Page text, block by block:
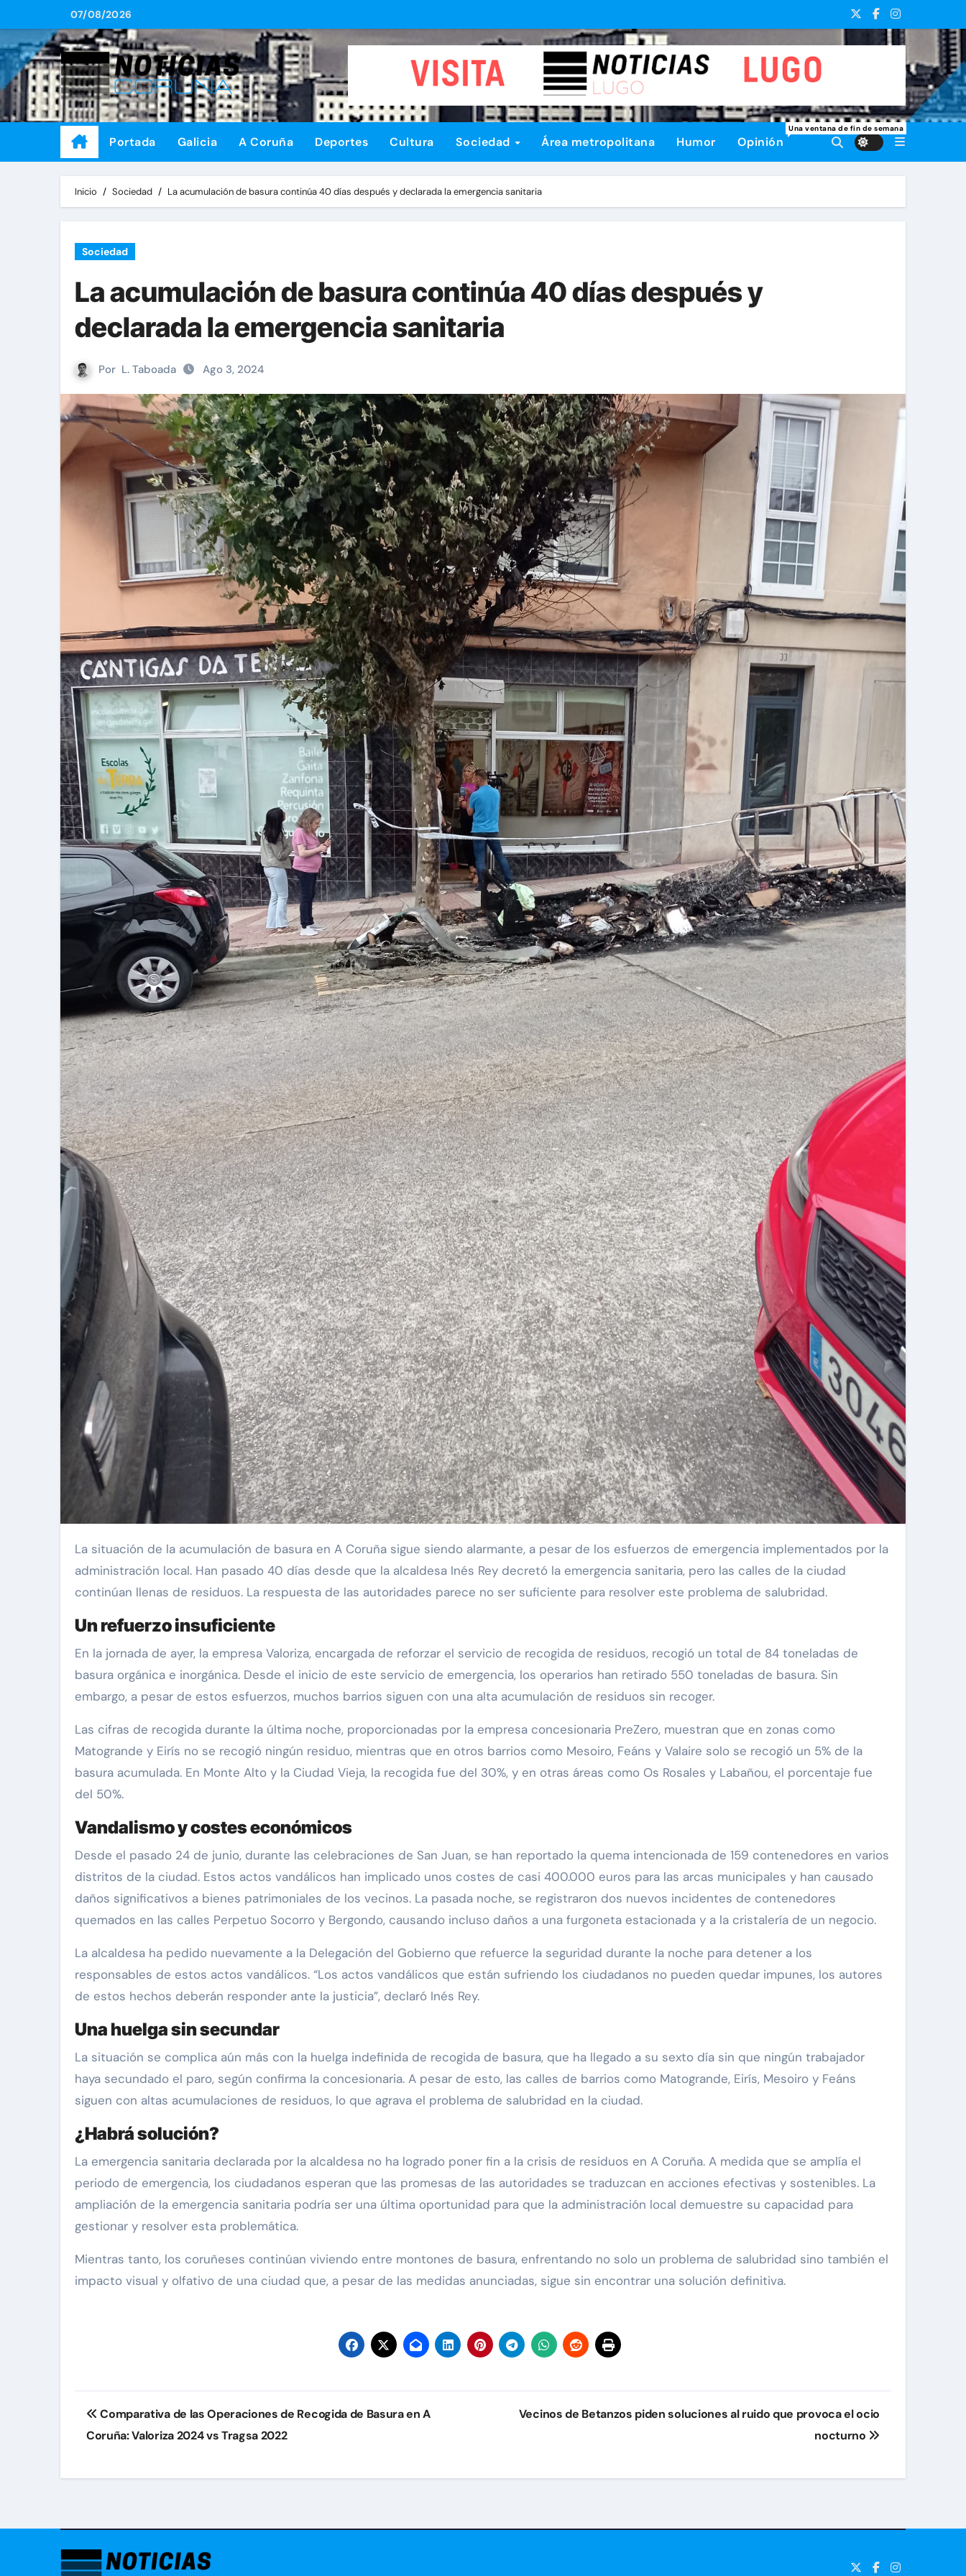
al
contenido
07/08/2026
Portada Galicia A Coruña Deportes Cultura Sociedad Área metropolitana Humor Opinión
Una ventana de fin de semana
Inicio Sociedad La acumulación de basura continúa 40 días después y declarada la emergencia sanitaria
Sociedad
La acumulación de basura continúa 40 días después y
declarada la emergencia sanitaria
Por L. Taboada Ago 3, 2024
La situación de la acumulación de basura en A Coruña sigue siendo alarmante, a pesar de los esfuerzos de emergencia implementados por la
administración local. Han pasado 40 días desde que la alcaldesa Inés Rey decretó la emergencia sanitaria, pero las calles de la ciudad
continúan llenas de residuos. La respuesta de las autoridades parece no ser suficiente para resolver este problema de salubridad.
Un refuerzo insuficiente
En la jornada de ayer, la empresa Valoriza, encargada de reforzar el servicio de recogida de residuos, recogió un total de 84 toneladas de
basura orgánica e inorgánica. Desde el inicio de este servicio de emergencia, los operarios han retirado 550 toneladas de basura. Sin
embargo, a pesar de estos esfuerzos, muchos barrios siguen con una alta acumulación de residuos sin recoger.
Las cifras de recogida durante la última noche, proporcionadas por la empresa concesionaria PreZero, muestran que en zonas como
Matogrande y Eirís no se recogió ningún residuo, mientras que en otros barrios como Mesoiro, Feáns y Valaire solo se recogió un 5% de la
basura acumulada. En Monte Alto y la Ciudad Vieja, la recogida fue del 30%, y en otras áreas como Os Rosales y Labañou, el porcentaje fue
del 50%.
Vandalismo y costes económicos
Desde el pasado 24 de junio, durante las celebraciones de San Juan, se han reportado la quema intencionada de 159 contenedores en varios
distritos de la ciudad. Estos actos vandálicos han implicado unos costes de casi 400.000 euros para las arcas municipales y han causado
daños significativos a bienes patrimoniales de los vecinos. La pasada noche, se registraron dos nuevos incidentes de contenedores
quemados en las calles Perpetuo Socorro y Bergondo, causando incluso daños a una furgoneta estacionada y a la cristalería de un negocio.
La alcaldesa ha pedido nuevamente a la Delegación del Gobierno que refuerce la seguridad durante la noche para detener a los
responsables de estos actos vandálicos. “Los actos vandálicos que están sufriendo los ciudadanos no pueden quedar impunes, los autores
de estos hechos deberán responder ante la justicia”, declaró Inés Rey.
Una huelga sin secundar
La situación se complica aún más con la huelga indefinida de recogida de basura, que ha llegado a su sexto día sin que ningún trabajador
haya secundado el paro, según confirma la concesionaria. A pesar de esto, las calles de barrios como Matogrande, Eirís, Mesoiro y Feáns
siguen con altas acumulaciones de residuos, lo que agrava el problema de salubridad en la ciudad.
¿Habrá solución?
La emergencia sanitaria declarada por la alcaldesa no ha logrado poner fin a la crisis de residuos en A Coruña. A medida que se amplía el
periodo de emergencia, los ciudadanos esperan que las promesas de las autoridades se traduzcan en acciones efectivas y sostenibles. La
ampliación de la emergencia sanitaria podría ser una última oportunidad para que la administración local demuestre su capacidad para
gestionar y resolver esta problemática.
Mientras tanto, los coruñeses continúan viviendo entre montones de basura, enfrentando no solo un problema de salubridad sino también el
impacto visual y olfativo de una ciudad que, a pesar de las medidas anunciadas, sigue sin encontrar una solución definitiva.
Navegación
de
Comparativa de las Operaciones de Recogida de Basura en A
Coruña: Valoriza 2024 vs Tragsa 2022
Vecinos de Betanzos piden soluciones al ruido que provoca el ocio
nocturno